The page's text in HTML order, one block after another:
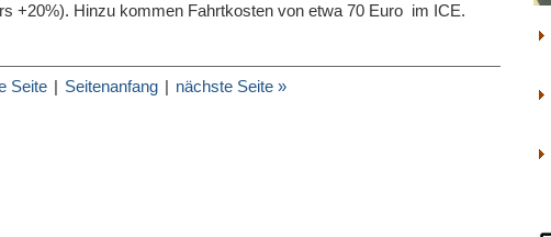
+20%). Hinzu kommen Fahrtkosten von etwa 70 Euro im ICE.
Seite | Seitenanfang | nächste Seite »